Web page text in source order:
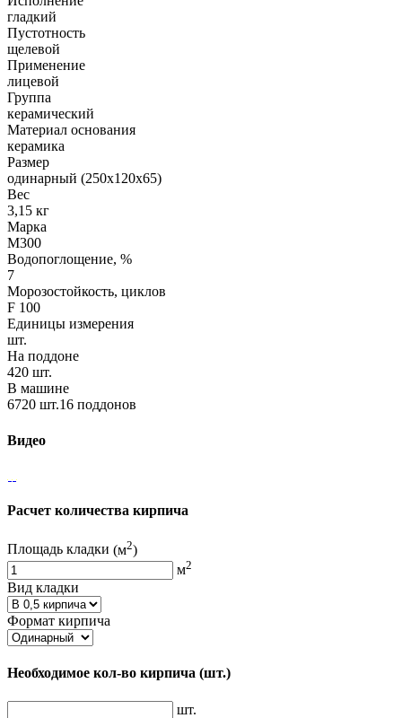
гладкий
Пустотность
щелевой
Применение
лицевой
Группа
керамический
Материал основания
керамика
Размер
одинарный (250х120х65)
Вес
3,15 кг
Марка
М300
Водопоглощение, %
7
Морозостойкость, циклов
F 100
Единицы измерения
шт.
На поддоне
420 шт.
В машине
6720 шт.16 поддонов
Видео
Расчет количества кирпича
Площадь кладки (м2)
м2
Вид кладки
Формат кирпича
Необходимое кол-во кирпича (шт.)
шт.